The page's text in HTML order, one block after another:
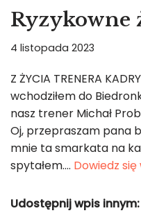
e
b
o
o
k
er l e
Ryzykowne
4 listopada 2023
Z ŻYCIA TRENERA
wchodziłem do
nasz trener Michał
Oj, przepraszam pana
mnie ta smarkata na
spytałem.… Dowiedz się
Udostępnij wpis innym: